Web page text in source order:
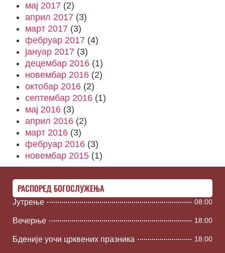
мај 2017 (2)
април 2017 (3)
март 2017 (3)
фебруар 2017 (4)
јануар 2017 (3)
децембар 2016 (1)
новембар 2016 (2)
октобар 2016 (2)
септембар 2016 (1)
мај 2016 (3)
април 2016 (2)
март 2016 (3)
фебруар 2016 (3)
новембар 2015 (1)
РАСПОРЕД БОГОСЛУЖЕЊА
Јутрење 08:00
Вечерње 18:00
Бденије уочи црквених празника 18:00